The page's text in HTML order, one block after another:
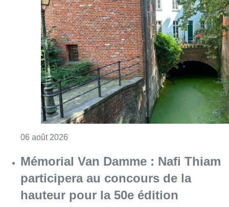
06 août 2026
Mémorial Van Damme : Nafi Thiam
participera au concours de la
hauteur pour la 50e édition